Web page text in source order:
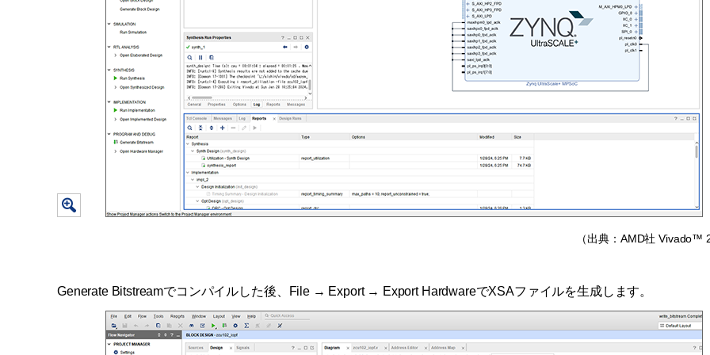
（出典：AMD社 Vivado™
Generate Bitstreamでコンパイルした後、File → Export → Export HardwareでXSAファイルを生成します。